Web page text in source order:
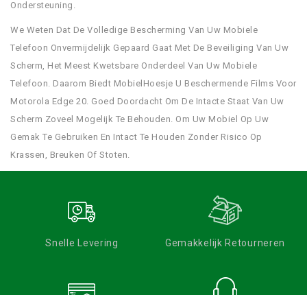
Ondersteuning.
We Weten Dat De Volledige Bescherming Van Uw Mobiele
Telefoon Onvermijdelijk Gepaard Gaat Met De Beveiliging Van Uw
Scherm, Het Meest Kwetsbare Onderdeel Van Uw Mobiele
Telefoon. Daarom Biedt MobielHoesje U Beschermende Films Voor
Motorola Edge 20. Goed Doordacht Om De Intacte Staat Van Uw
Scherm Zoveel Mogelijk Te Behouden. Om Uw Mobiel Op Uw
Gemak Te Gebruiken En Intact Te Houden Zonder Risico Op
Krassen, Breuken Of Stoten.
Snelle Levering Gemakkelijk Retourneren